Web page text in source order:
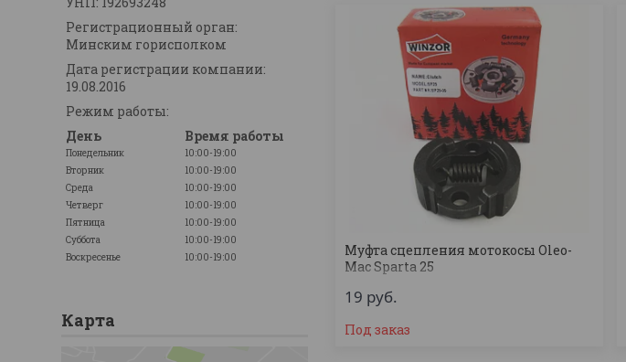
Муфта сцепления мотокосы Oleo-
Mac Sparta 25
19 руб.
Под заказ
Регистрационный орган:
Минским горисполком
Дата регистрации компании:
19.08.2016
Режим работы:
День
Время работы
Понедельник
10:00-19:00
Вторник
10:00-19:00
Среда
10:00-19:00
Четверг
10:00-19:00
Пятница
10:00-19:00
Суббота
10:00-19:00
Воскресенье
10:00-19:00
Карта